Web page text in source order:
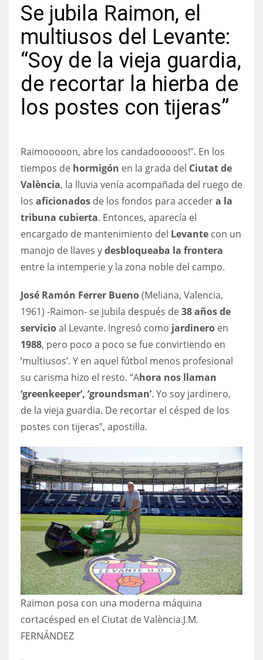
IND
34
6
24
PIT
20
16
19
NYG
24
MIA
17
DAL
Se jubila Raimon, el
multiusos del Levante:
“Soy de la vieja guardia,
de recortar la hierba de
los postes con tijeras”
Raimooooon, abre los candadooooos!”. En los
tiempos de hormigón en la grada del Ciutat de
València, la lluvia venía acompañada del ruego de
los aficionados de los fondos para accedera la
tribuna cubierta. Entonces, aparecía el
encargado de mantenimiento del Levante con un
manojo de llaves ydesbloqueaba la frontera
entre la intemperie y la zona noble del campo.
José Ramón Ferrer Bueno(Meliana, Valencia,
1961) -Raimon- se jubila después de38 años de
servicioal Levante. Ingresó como jardinero en
1988, pero poco a poco se fue convirtiendo en
‘multiusos’. Y en aquel fútbol menos profesional
su carisma hizo el resto. “Ahora nos llaman
‘greenkeeper’, ‘groundsman’. Yo soy jardinero,
de la vieja guardia. De recortar el césped de los
postes con tijeras”, apostilla.
Raimon posa con una moderna máquina
cortacésped en el Ciutat de València.J.M.
FERNÁNDEZ